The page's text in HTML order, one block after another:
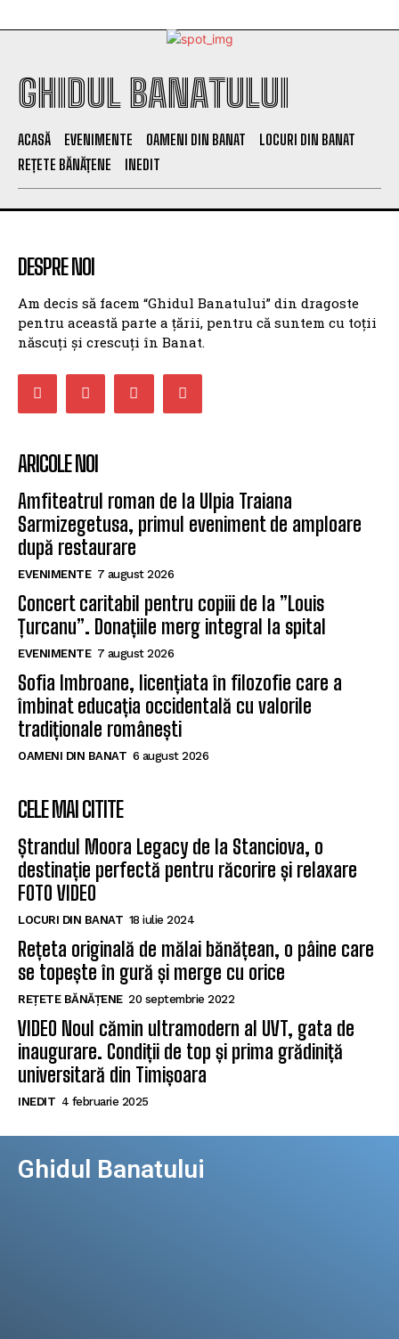
GHIDUL BANATULUI
ACASĂ EVENIMENTE OAMENI DIN BANAT
LOCURI DIN BANAT
REȚETE BĂNĂȚENE
INEDIT
DESPRE NOI
Am decis să facem “Ghidul Banatului” din dragoste
pentru această parte a țării, pentru că suntem cu toții
născuți și crescuți în Banat.
ARICOLE NOI
Amfiteatrul roman de la Ulpia Traiana
Sarmizegetusa, primul eveniment de amploare
după restaurare
EVENIMENTE 7 august 2026
Concert caritabil pentru copiii de la ”Louis
Țurcanu”. Donațiile merg integral la spital
EVENIMENTE 7 august 2026
Sofia Imbroane, licențiata în filozofie care a
îmbinat educația occidentală cu valorile
tradiționale românești
OAMENI DIN BANAT 6 august 2026
CELE MAI CITITE
Ștrandul Moora Legacy de la Stanciova, o
destinație perfectă pentru răcorire și relaxare
FOTO VIDEO
LOCURI DIN BANAT 18 iulie 2024
Rețeta originală de mălai bănățean, o pâine care
se topește în gură și merge cu orice
REȚETE BĂNĂȚENE 20 septembrie 2022
VIDEO Noul cămin ultramodern al UVT, gata de
inaugurare. Condiții de top și prima grădiniță
universitară din Timișoara
INEDIT 4 februarie 2025
Ghidul Banatului